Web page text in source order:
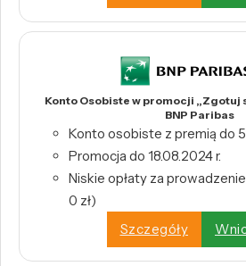
Konto Osobiste w promocji „Zgotuj
BNP Paribas
Konto osobiste z premią do
Promocja do 18.08.2024 r.
Niskie opłaty za prowadzenie
0 zł)
Szczegóły